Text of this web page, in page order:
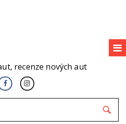
recenze nových aut